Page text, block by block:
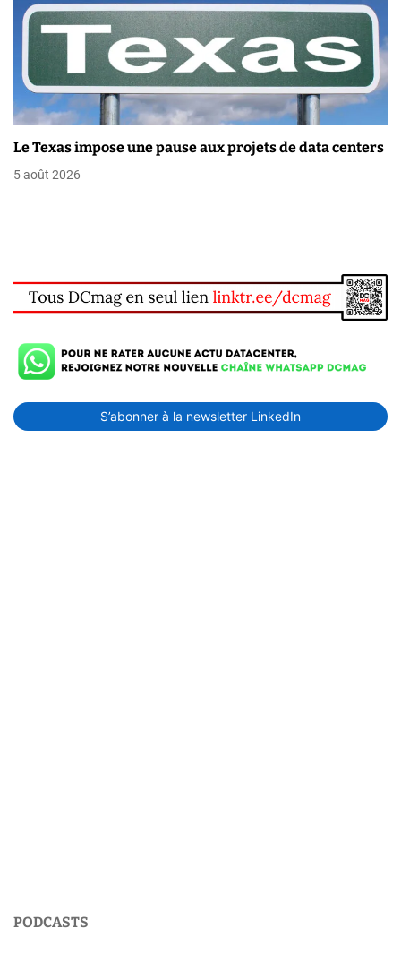
e
Le Texas impose une pause aux projets de data centers
5 août 2026
S’abonner à la newsletter LinkedIn
PODCASTS